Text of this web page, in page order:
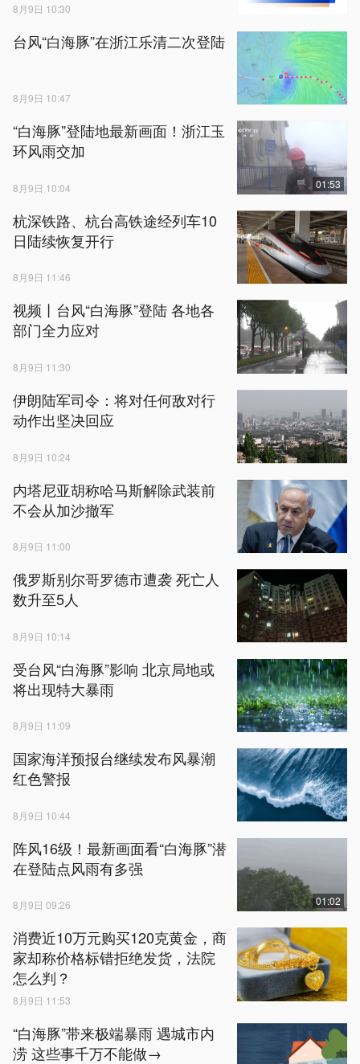
8月9日 10:30
台风“白海豚”在浙江乐清二次登陆
8月9日 10:47
“白海豚”登陆地最新画面！浙江玉
环风雨交加
8月9日 10:04 01:53
杭深铁路、杭台高铁途经列车10
日陆续恢复开行
8月9日 11:46
视频丨台风“白海豚”登陆 各地各
部门全力应对
8月9日 11:30
伊朗陆军司令：将对任何敌对行
动作出坚决回应
8月9日 10:24
内塔尼亚胡称哈马斯解除武装前
不会从加沙撤军
8月9日 11:00
俄罗斯别尔哥罗德市遭袭 死亡人
数升至5人
8月9日 10:14
受台风“白海豚”影响 北京局地或
将出现特大暴雨
8月9日 11:09
国家海洋预报台继续发布风暴潮
红色警报
8月9日 10:44
阵风16级！最新画面看“白海豚”潜
在登陆点风雨有多强
8月9日 09:26 01:02
消费近10万元购买120克黄金，商
家却称价格标错拒绝发货，法院
怎么判？
8月9日 11:53
“白海豚”带来极端暴雨 遇城市内
涝 这些事千万不能做→